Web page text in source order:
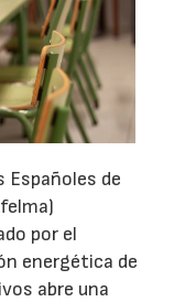
Españoles de
por el
energética de
abre una